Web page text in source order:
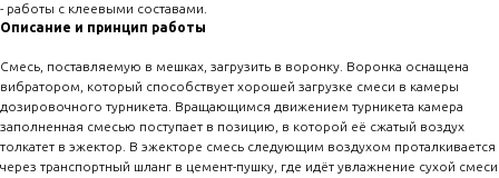
- работы с клеевыми составами.
Описание и принцип работы
Смесь, поставляемую в мешках, загрузить в воронку. Воронка оснащена
вибратором, который способствует хорошей загрузке смеси в камеры
дозировочного турникета. Вращающимся движением турникета камера
заполненная смесью поступает в позицию, в которой её сжатый воздух
толкатет в эжектор. В эжекторе смесь следующим воздухом проталкивается
через транспортный шланг в цемент-пушку, где идёт увлажнение сухой смеси